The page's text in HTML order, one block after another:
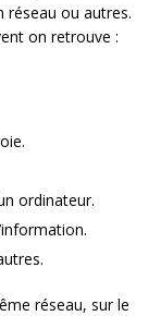
réseau ou autres.
on retrouve :
ordinateur.
réseau, sur le